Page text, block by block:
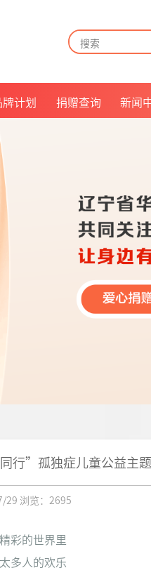
牌计划
来越有爱
益倡议官
是华易人
捐赠查询
抵扣说明
新闻
行”孤独症儿童公益主
29 浏览：2695
的世界里
人的欢乐